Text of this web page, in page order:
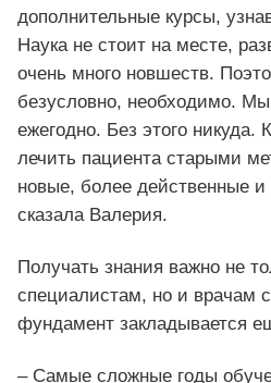
дополнительные курсы,
Наука не стоит на месте,
очень много новшеств.
безусловно, необходимо.
ежегодно. Без этого
лечить пациента старыми
новые, более действенные и
сказала Валерия.
Получать знания важно не
специалистам, но и врачам
фундамент закладывается
– Самые сложные годы